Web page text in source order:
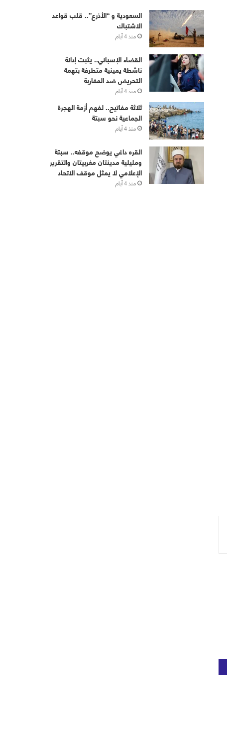
‏⁧‫السعودية‬⁩ و “الأذرع”.. قلب قواعد
الاشتباك
منذ 4 أيام
القضاء الإسباني.. يثبت إدانة
ناشطة يمينية متطرفة بتهمة
التحريض ضد المغاربة
منذ 4 أيام
ثلاثة مفاتيح.. لفهم أزمة الهجرة
الجماعية نحو سبتة
منذ 4 أيام
القره داغي يوضح موقفه.. سبتة
ومليلية مدينتان مغربيتان والتقرير
الإعلامي لا يمثل موقف الاتحاد
منذ 4 أيام